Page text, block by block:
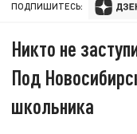
ПОДПИШИТЕСЬ:
Никто не
Под
школьника